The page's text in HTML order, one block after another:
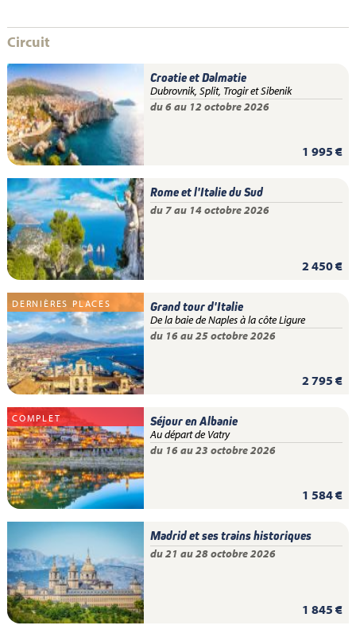
Circuit
Croatie et Dalmatie
Dubrovnik, Split, Trogir et Sibenik
du 6 au 12 octobre 2026
1 995 €
Rome et l'Italie du Sud
du 7 au 14 octobre 2026
2 450 €
DERNIÈRES PLACES
Grand tour d'Italie
De la baie de Naples à la côte Ligure
du 16 au 25 octobre 2026
2 795 €
COMPLET
Séjour en Albanie
Au départ de Vatry
du 16 au 23 octobre 2026
1 584 €
Madrid et ses trains historiques
du 21 au 28 octobre 2026
1 845 €